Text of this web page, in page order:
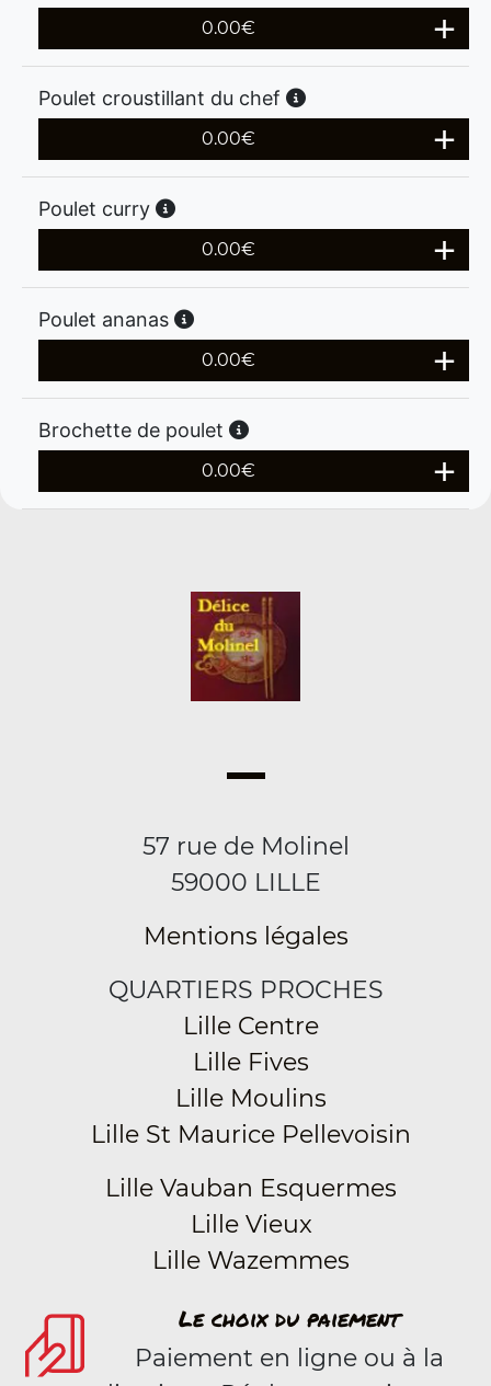
0.00€
Poulet croustillant du chef
0.00€
Poulet curry
0.00€
Poulet ananas
0.00€
Brochette de poulet
0.00€
57 rue de Molinel
59000 LILLE
Mentions légales
QUARTIERS PROCHES
Lille Centre
Lille Fives
Lille Moulins
Lille St Maurice Pellevoisin
Lille Vauban Esquermes
Lille Vieux
Lille Wazemmes
Le choix du paiement
Paiement en ligne ou à la